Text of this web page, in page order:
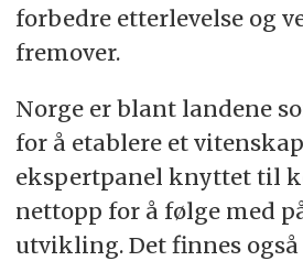
forbedre etterlevelse og
fremover.
Norge er blant landene
for å etablere et
ekspertpanel knyttet til
nettopp for å følge med
utvikling. Det finnes